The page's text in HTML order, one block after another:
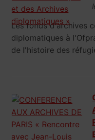
Les fonds d'archives
diplomatiques à
de l'histoire des